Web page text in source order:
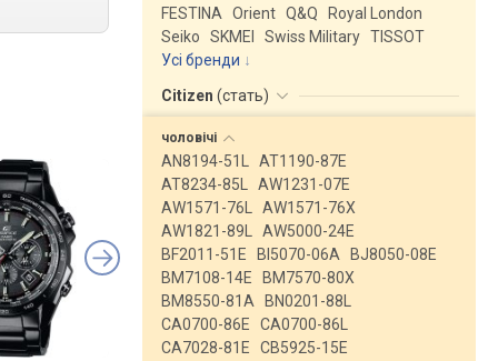
FESTINA
Orient Q&Q
Royal London
Seiko
SKMEI Swiss Military TISSOT
Усі бренди
Citizen (стать)
чоловічі
AN8194-51L
AT1190-87E
AT8234-85L
AW1231-07E
AW1571-76L
AW1571-76X
AW1821-89L
AW5000-24E
BF2011-51E
BI5070-06A
BJ8050-08E
BM7108-14E
BM7570-80X
BM8550-81A
BN0201-88L
CA0700-86E
CA0700-86L
CA7028-81E
CB5925-15E